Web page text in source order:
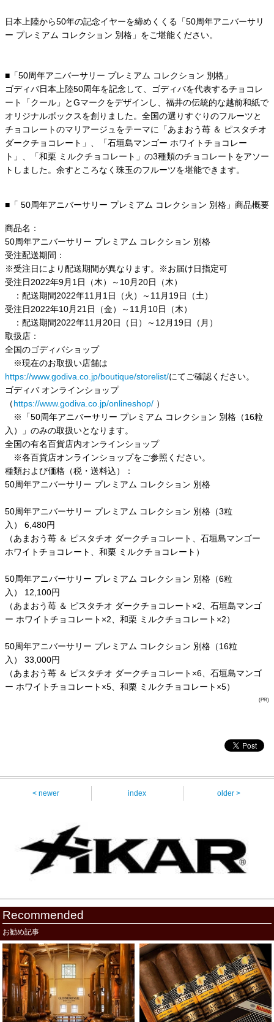
日本上陸から50年の記念イヤーを締めくくる「50周年アニバーサリ
ー プレミアム コレクション 別格」をご堪能ください。
■「50周年アニバーサリー プレミアム コレクション 別格」
ゴディバ日本上陸50周年を記念して、ゴディバを代表するチョコレ
ート「クール」とGマークをデザインし、福井の伝統的な越前和紙で
オリジナルボックスを創りました。全国の選りすぐりのフルーツと
チョコレートのマリアージュをテーマに「あまおう苺 ＆ ピスタチオ
ダークチョコレート」、「石垣島マンゴー ホワイトチョコレー
ト」、「和栗 ミルクチョコレート」の3種類のチョコレートをアソー
トしました。余すところなく珠玉のフルーツを堪能できます。
■「 50周年アニバーサリー プレミアム コレクション 別格」商品概要
商品名：
50周年アニバーサリー プレミアム コレクション 別格
受注配送期間：
※受注日により配送期間が異なります。※お届け日指定可
受注日2022年9月1日（木）～10月20日（木）
：配送期間2022年11月1日（火）～11月19日（土）
受注日2022年10月21日（金）～11月10日（木）
：配送期間2022年11月20日（日）～12月19日（月）
取扱店：
全国のゴディバショップ
※現在のお取扱い店舗は
https://www.godiva.co.jp/boutique/storelist/にてご確認ください。
ゴディバ オンラインショップ
（https://www.godiva.co.jp/onlineshop/ ）
※「50周年アニバーサリー プレミアム コレクション 別格（16粒
入）」のみの取扱いとなります。
全国の有名百貨店内オンラインショップ
※各百貨店オンラインショップをご参照ください。
種類および価格（税・送料込）：
50周年アニバーサリー プレミアム コレクション 別格
50周年アニバーサリー プレミアム コレクション ​別格（3粒
入） 6,480円
（あまおう苺 ＆ ピスタチオ ダークチョコレート、石垣島マンゴー
ホワイトチョコレート、和栗 ミルクチョコレート）
50周年アニバーサリー プレミアム コレクション ​別格（6粒
入） 12,100円
（あまおう苺 ＆ ピスタチオ ダークチョコレート×2、石垣島マンゴ
ー ホワイトチョコレート×2、和栗 ミルクチョコレート×2）
50周年アニバーサリー プレミアム コレクション 別格（16粒
入） 33,000円
（あまおう苺 ＆ ピスタチオ ダークチョコレート×6、石垣島マンゴ
ー ホワイトチョコレート×5、和栗 ミルクチョコレート×5）
(PR)
< newer index older >
Recommended
お勧め記事